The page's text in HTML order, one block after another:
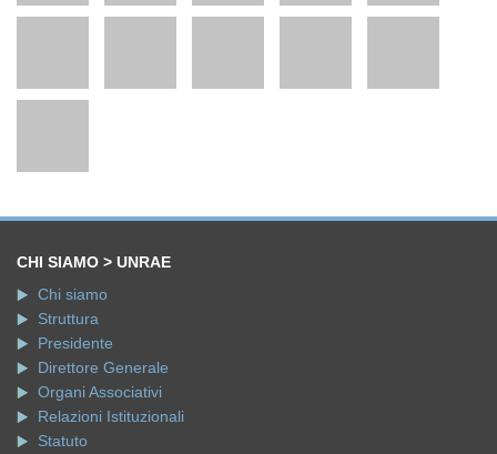
CHI SIAMO > UNRAE
Chi siamo
Struttura
Presidente
Direttore Generale
Organi Associativi
Relazioni Istituzionali
Statuto